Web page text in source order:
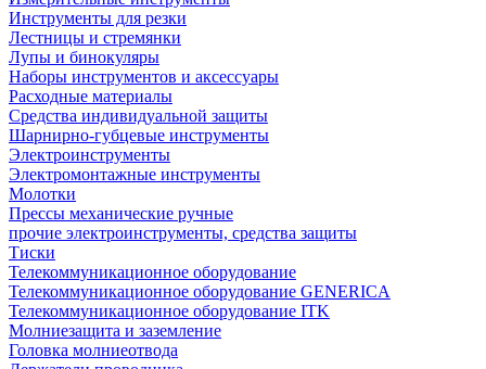
Инструменты для резки
Лестницы и стремянки
Лупы и бинокуляры
Наборы инструментов и аксессуары
Расходные материалы
Средства индивидуальной защиты
Шарнирно-губцевые инструменты
Электроинструменты
Электромонтажные инструменты
Молотки
Прессы механические ручные
прочие электроинструменты, средства защиты
Тиски
Телекоммуникационное оборудование
Телекоммуникационное оборудование GENERICA
Телекоммуникационное оборудование ITK
Молниезащита и заземление
Головка молниеотвода